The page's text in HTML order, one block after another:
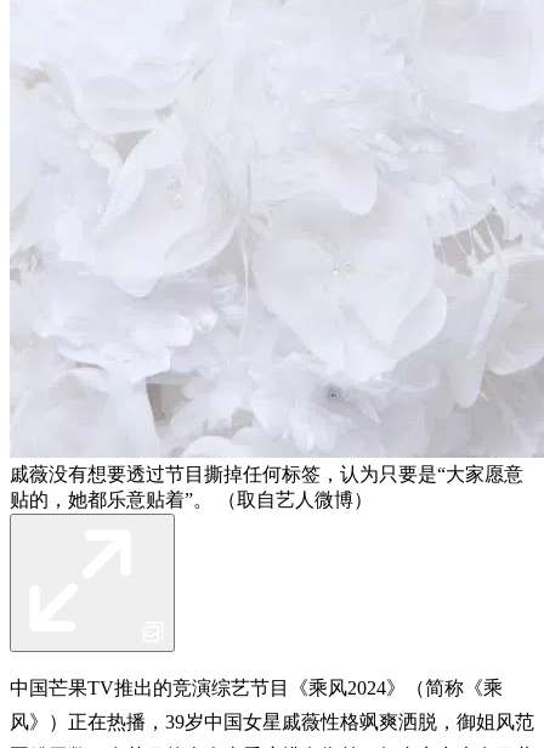
戚薇没有想要透过节目撕掉任何标签，认为只要是“大家愿意
贴的，她都乐意贴着”。 （取自艺人微博）
中国芒果TV推出的竞演综艺节目《乘风2024》（简称《乘
风》）正在热播，39岁中国女星戚薇性格飒爽洒脱，御姐风范